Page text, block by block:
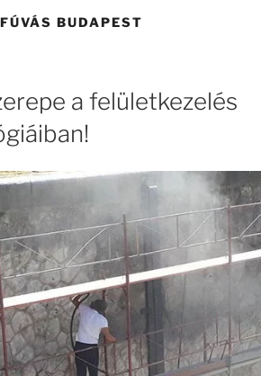
BUDAPEST
a felületkezelés